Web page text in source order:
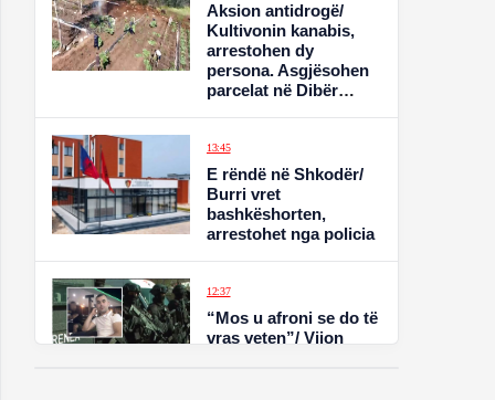
Aksion antidrogë/
Kultivonin kanabis,
arrestohen dy
persona. Asgjësohen
parcelat në Dibër
13:45
E rëndë në Shkodër/
Burri vret
bashkëshorten,
arrestohet nga policia
12:37
“Mos u afroni se do të
vras veten”/ Vijon